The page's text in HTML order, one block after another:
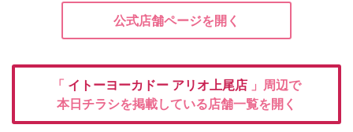
公式店舗ページを開く
「 イトーヨーカドー アリオ上尾店 」周辺で
本日チラシを掲載している店舗一覧を開く